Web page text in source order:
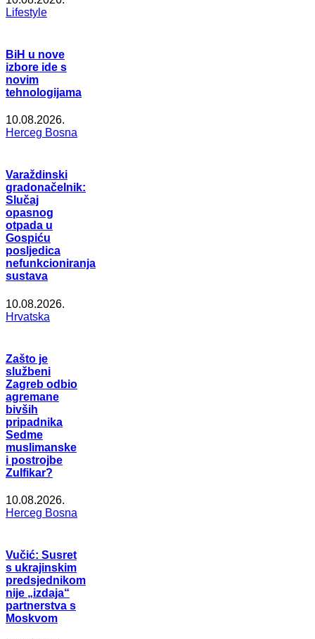
Lifestyle
BiH u nove
izbore ide s
novim
tehnologijama
10.08.2026.
Herceg Bosna
Varaždinski
gradonačelnik:
Slučaj
opasnog
otpada u
Gospiću
posljedica
nefunkcioniranja
sustava
10.08.2026.
Hrvatska
Zašto je
službeni
Zagreb odbio
agremane
bivših
pripadnika
Sedme
muslimanske
i postrojbe
Zulfikar?
10.08.2026.
Herceg Bosna
Vučić: Susret
s ukrajinskim
predsjednikom
nije „izdaja“
partnerstva s
Moskvom